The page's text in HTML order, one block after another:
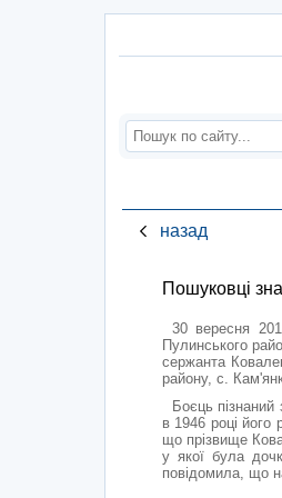
назад
Пошуковці
30 вересня
Пулинського
сержанта
району, с.
Боєць
в 1946 році
що прізвище
у якої була
повідомила, що